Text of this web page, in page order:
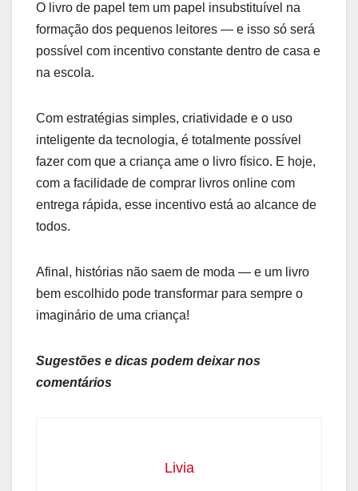
O livro de papel tem um papel insubstituível na
formação dos pequenos leitores — e isso só será
possível com incentivo constante dentro de casa e
na escola.
Com estratégias simples, criatividade e o uso
inteligente da tecnologia, é totalmente possível
fazer com que a criança ame o livro físico. E hoje,
com a facilidade de comprar livros online com
entrega rápida, esse incentivo está ao alcance de
todos.
Afinal, histórias não saem de moda — e um livro
bem escolhido pode transformar para sempre o
imaginário de uma criança!
Sugestões e dicas podem deixar nos
comentários
Livia